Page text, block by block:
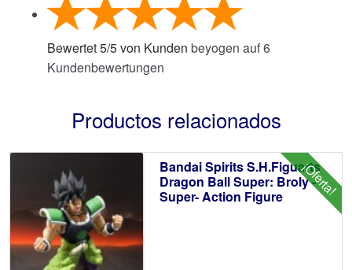
Bewertet5/5von Kunden beyogen auf6
Kundenbewertungen
Productos relacionados
¡Oferta!
Bandai Spirits S.H.Figuarts
Dragon Ball Super: Broly -
Super- Action Figure